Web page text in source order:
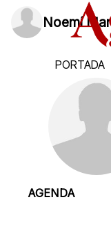
Noemí
PORTADA
AGENDA